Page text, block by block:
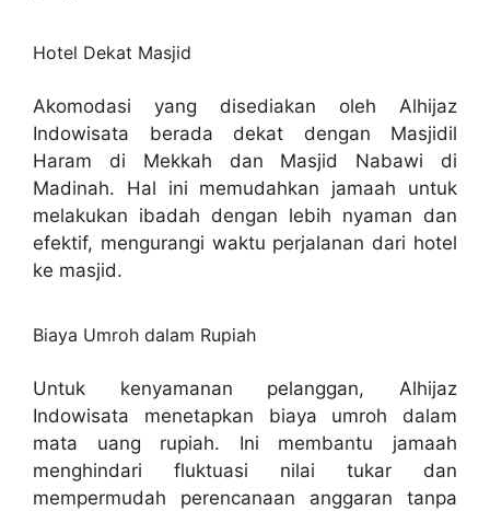
Hotel Dekat Masjid
Akomodasi yang disediakan oleh Alhijaz
Indowisata berada dekat dengan Masjidil
Haram di Mekkah dan Masjid Nabawi di
Madinah. Hal ini memudahkan jamaah untuk
melakukan ibadah dengan lebih nyaman dan
efektif, mengurangi waktu perjalanan dari hotel
ke masjid.
Biaya Umroh dalam Rupiah
Untuk kenyamanan pelanggan, Alhijaz
Indowisata menetapkan biaya umroh dalam
mata uang rupiah. Ini membantu jamaah
menghindari fluktuasi nilai tukar dan
mempermudah perencanaan anggaran tanpa